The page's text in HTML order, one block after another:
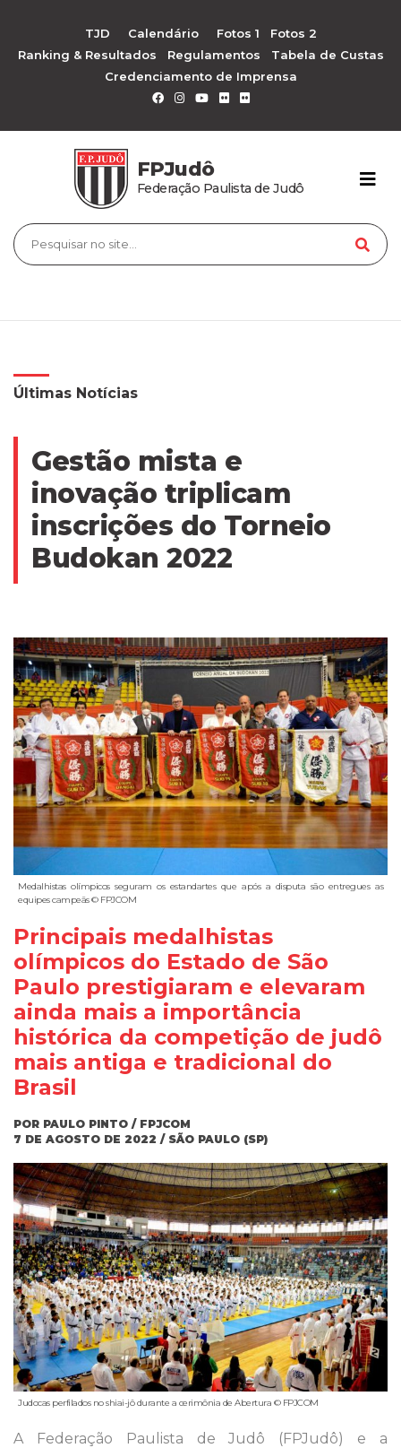
TJD Calendário Fotos 1
Fotos 2
Ranking & Resultados
Regulamentos
Tabela de Custas
Credenciamento de Imprensa
FPJudô
Federação Paulista de Judô
Últimas Notícias
Gestão mista e
inovação triplicam
inscrições do Torneio
Budokan 2022
Medalhistas olímpicos seguram os estandartes que após a disputa são entregues as
equipes campeãs © FPJCOM
Principais medalhistas
olímpicos do Estado de São
Paulo prestigiaram e elevaram
ainda mais a importância
histórica da competição de judô
mais antiga e tradicional do
Brasil
POR PAULO PINTO / FPJCOM
7 DE AGOSTO DE 2022 / SÃO PAULO (SP)
Judocas perfilados no shiai-jô durante a cerimônia de Abertura © FPJCOM
A Federação Paulista de Judô (FPJudô) e a